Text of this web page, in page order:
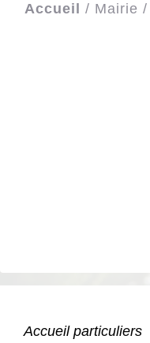
Accueil / Mairie /
Accueil particuliers